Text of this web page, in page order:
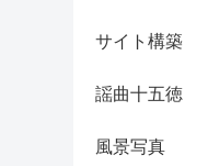
サイト構築
謡曲十五徳
風景写真